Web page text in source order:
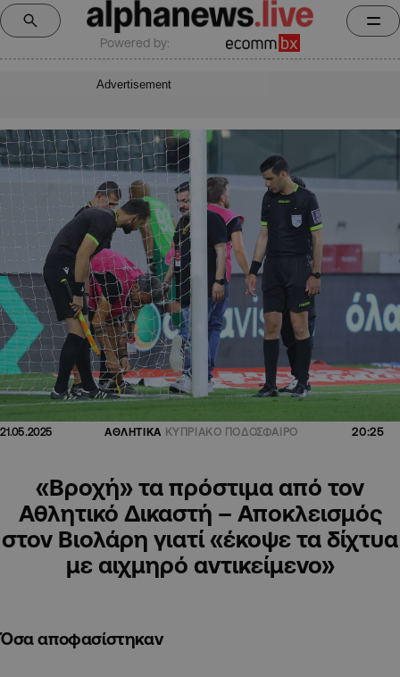
Powered by:
Advertisement
21.05.2025 ΑΘΛΗΤΙΚΑ ΚΥΠΡΙΑΚΟ ΠΟΔΟΣΦΑΙΡΟ 20:25
«Βροχή» τα πρόστιμα από τον
Αθλητικό Δικαστή – Αποκλεισμός
στον Βιολάρη γιατί «έκοψε τα δίχτυα
με αιχμηρό αντικείμενο»
Όσα αποφασίστηκαν